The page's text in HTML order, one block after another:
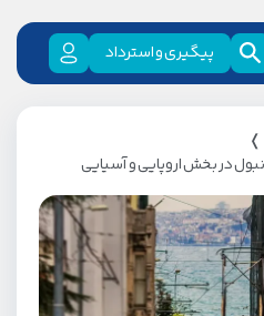
پیگیری و استرداد